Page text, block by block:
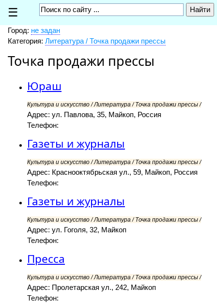
☰
Город: не задан
Категория: Литература / Точка продажи прессы
Точка продажи прессы
Юраш
Культура и искусство / Литература / Точка продажи прессы /
Адрес: ул. Павлова, 35, Майкоп, Россия
Телефон:
Газеты и журналы
Культура и искусство / Литература / Точка продажи прессы /
Адрес: Краснооктябрьская ул., 59, Майкоп, Россия
Телефон:
Газеты и журналы
Культура и искусство / Литература / Точка продажи прессы /
Адрес: ул. Гоголя, 32, Майкоп
Телефон:
Пресса
Культура и искусство / Литература / Точка продажи прессы /
Адрес: Пролетарская ул., 242, Майкоп
Телефон: